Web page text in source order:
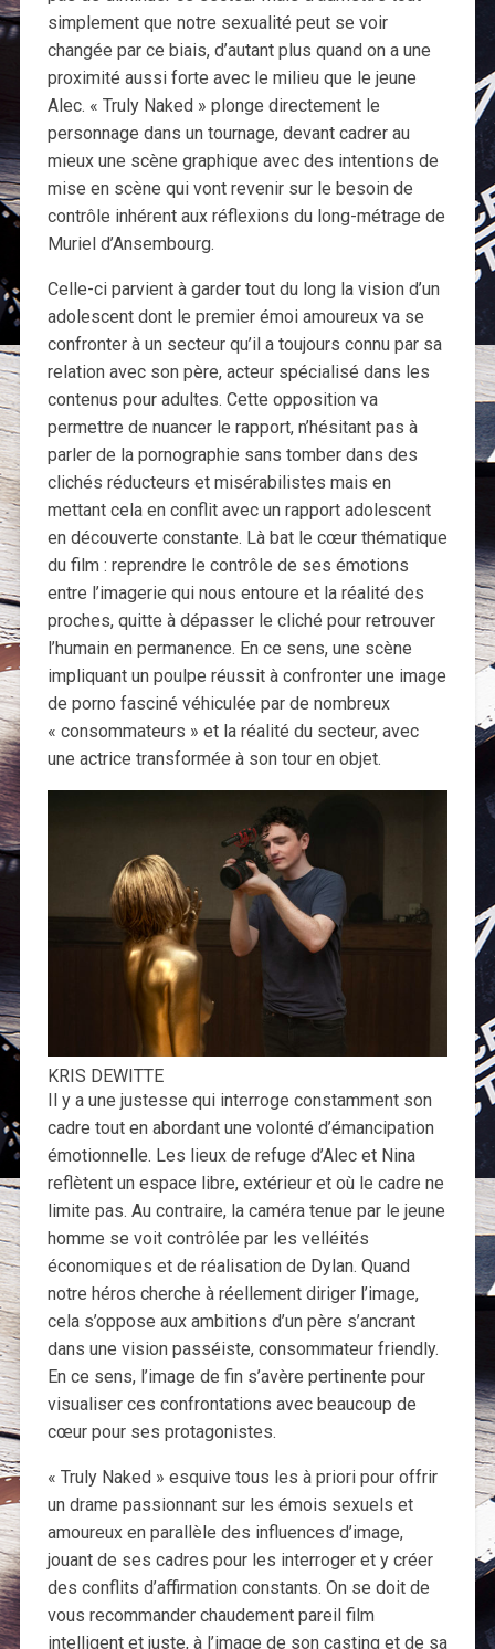
simplement que notre sexualité peut se voir
changée par ce biais, d’autant plus quand on a une
proximité aussi forte avec le milieu que le jeune
Alec. « Truly Naked » plonge directement le
personnage dans un tournage, devant cadrer au
mieux une scène graphique avec des intentions de
mise en scène qui vont revenir sur le besoin de
contrôle inhérent aux réflexions du long-métrage de
Muriel d’Ansembourg.
Celle-ci parvient à garder tout du long la vision d’un
adolescent dont le premier émoi amoureux va se
confronter à un secteur qu’il a toujours connu par sa
relation avec son père, acteur spécialisé dans les
contenus pour adultes. Cette opposition va
permettre de nuancer le rapport, n’hésitant pas à
parler de la pornographie sans tomber dans des
clichés réducteurs et misérabilistes mais en
mettant cela en conflit avec un rapport adolescent
en découverte constante. Là bat le cœur thématique
du film : reprendre le contrôle de ses émotions
entre l’imagerie qui nous entoure et la réalité des
proches, quitte à dépasser le cliché pour retrouver
l’humain en permanence. En ce sens, une scène
impliquant un poulpe réussit à confronter une image
de porno fasciné véhiculée par de nombreux
« consommateurs » et la réalité du secteur, avec
une actrice transformée à son tour en objet.
KRIS DEWITTE
Il y a une justesse qui interroge constamment son
cadre tout en abordant une volonté d’émancipation
émotionnelle. Les lieux de refuge d’Alec et Nina
reflètent un espace libre, extérieur et où le cadre ne
limite pas. Au contraire, la caméra tenue par le jeune
homme se voit contrôlée par les velléités
économiques et de réalisation de Dylan. Quand
notre héros cherche à réellement diriger l’image,
cela s’oppose aux ambitions d’un père s’ancrant
dans une vision passéiste, consommateur friendly.
En ce sens, l’image de fin s’avère pertinente pour
visualiser ces confrontations avec beaucoup de
cœur pour ses protagonistes.
« Truly Naked » esquive tous les à priori pour offrir
un drame passionnant sur les émois sexuels et
amoureux en parallèle des influences d’image,
jouant de ses cadres pour les interroger et y créer
des conflits d’affirmation constants. On se doit de
vous recommander chaudement pareil film
intelligent et juste, à l’image de son casting et de sa